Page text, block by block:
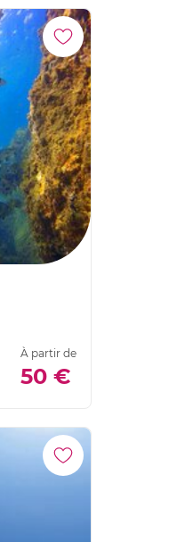
À partir de
50 €